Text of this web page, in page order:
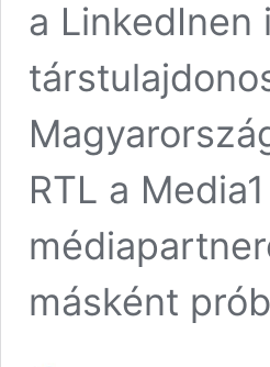
a LinkedInen
RTL a
másként